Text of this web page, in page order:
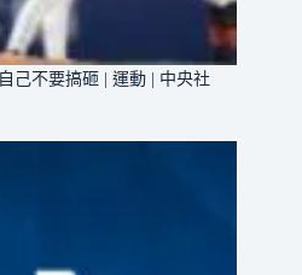
己不要搞砸 | 運動 | 中央社